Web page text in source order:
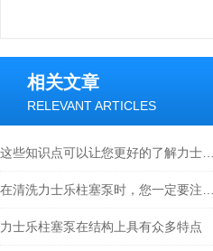
相关文章
RELEVANT ARTICLES
力士乐柱塞泵在结构上具有众多特点